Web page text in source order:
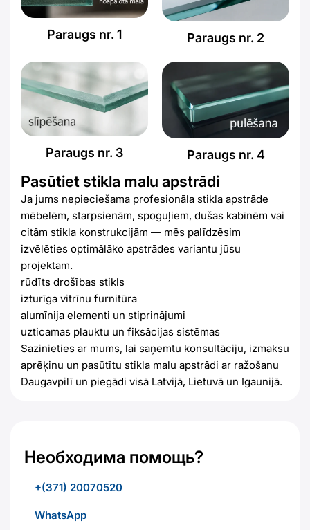
Paraugs nr. 1 Paraugs nr. 2
Paraugs nr. 3 Paraugs nr. 4
Pasūtiet stikla malu apstrādi
Ja jums nepieciešama profesionāla stikla apstrāde
mēbelēm, starpsienām, spoguļiem, dušas kabīnēm vai
citām stikla konstrukcijām — mēs palīdzēsim
izvēlēties optimālāko apstrādes variantu jūsu
projektam.
rūdīts drošības stikls
izturīga vitrīnu furnitūra
alumīnija elementi un stiprinājumi
uzticamas plauktu un fiksācijas sistēmas
Sazinieties ar mums, lai saņemtu konsultāciju, izmaksu
aprēķinu un pasūtītu stikla malu apstrādi ar ražošanu
Daugavpilī un piegādi visā Latvijā, Lietuvā un Igaunijā.
Необходима помощь?
+(371) 20070520
WhatsApp